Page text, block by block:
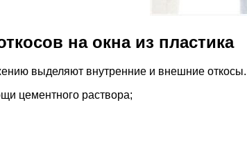
на окна из пластика
выделяют внутренние и внешние
цементного раствора;